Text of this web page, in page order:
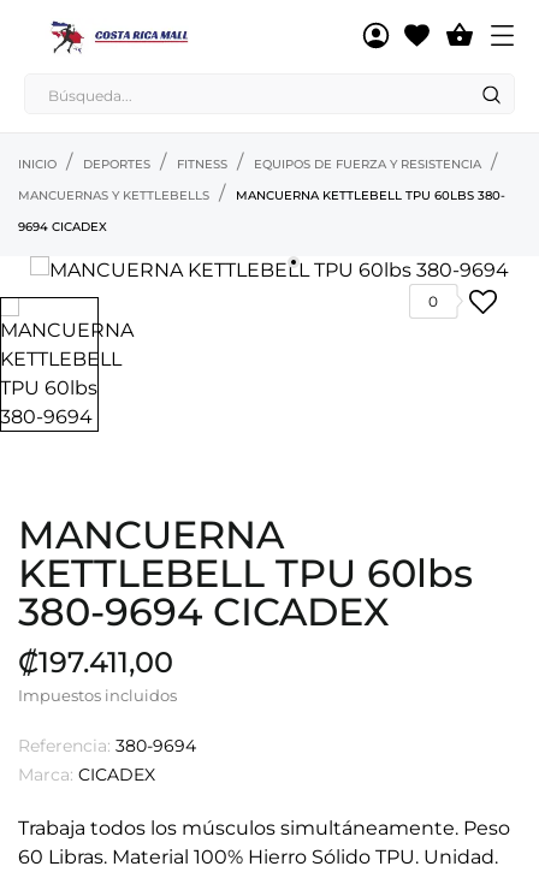

INICIO DEPORTES FITNESS
EQUIPOS DE FUERZA Y RESISTENCIA
MANCUERNAS Y KETTLEBELLS
MANCUERNA KETTLEBELL TPU 60LBS 380-
9694 CICADEX
0
MANCUERNA
KETTLEBELL TPU 60lbs
380-9694 CICADEX
₡197.411,00
Impuestos incluidos
Referencia: 380-9694
Marca: CICADEX
Trabaja todos los músculos simultáneamente. Peso
60 Libras. Material 100% Hierro Sólido TPU. Unidad.